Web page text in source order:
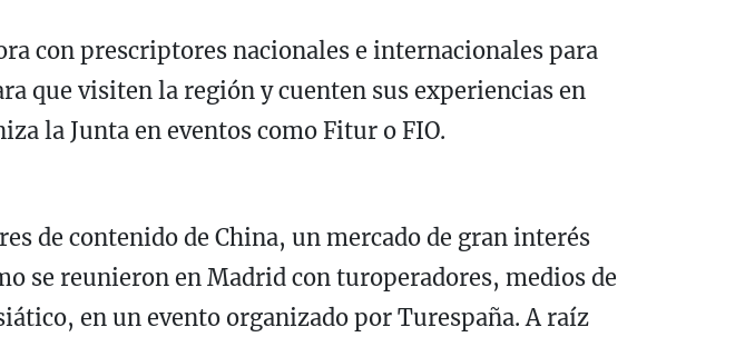
con prescriptores nacionales e internacionales para
que visiten la región y cuenten sus experiencias en
la Junta en eventos como Fitur o FIO.
de contenido de China, un mercado de gran interés
se reunieron en Madrid con turoperadores, medios de
en un evento organizado por Turespaña. A raíz